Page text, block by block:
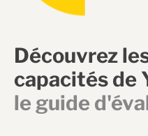
Découvrez
capacités de
le guide